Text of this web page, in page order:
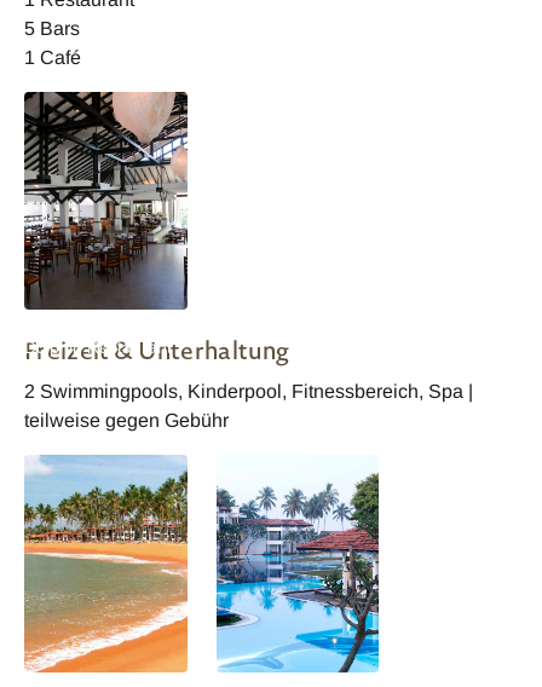
5 Bars
1 Café
Dolphin Restaurant
Freizeit & Unterhaltung
2 Swimmingpools, Kinderpool, Fitnessbereich, Spa |
teilweise gegen Gebühr